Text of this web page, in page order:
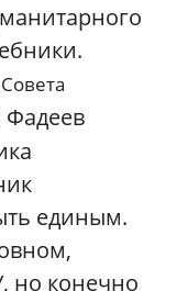
Фадеев
единым.
но конечно